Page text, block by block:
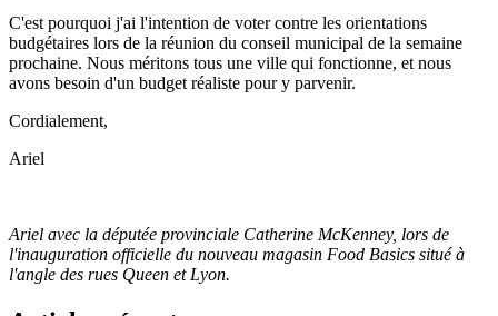
C'est pourquoi j'ai l'intention de voter contre les orientations
budgétaires lors de la réunion du conseil municipal de la semaine
prochaine. Nous méritons tous une ville qui fonctionne, et nous
avons besoin d'un budget réaliste pour y parvenir.
Cordialement,
Ariel
Ariel avec la députée provinciale Catherine McKenney, lors de
l'inauguration officielle du nouveau magasin Food Basics situé à
l'angle des rues Queen et Lyon.